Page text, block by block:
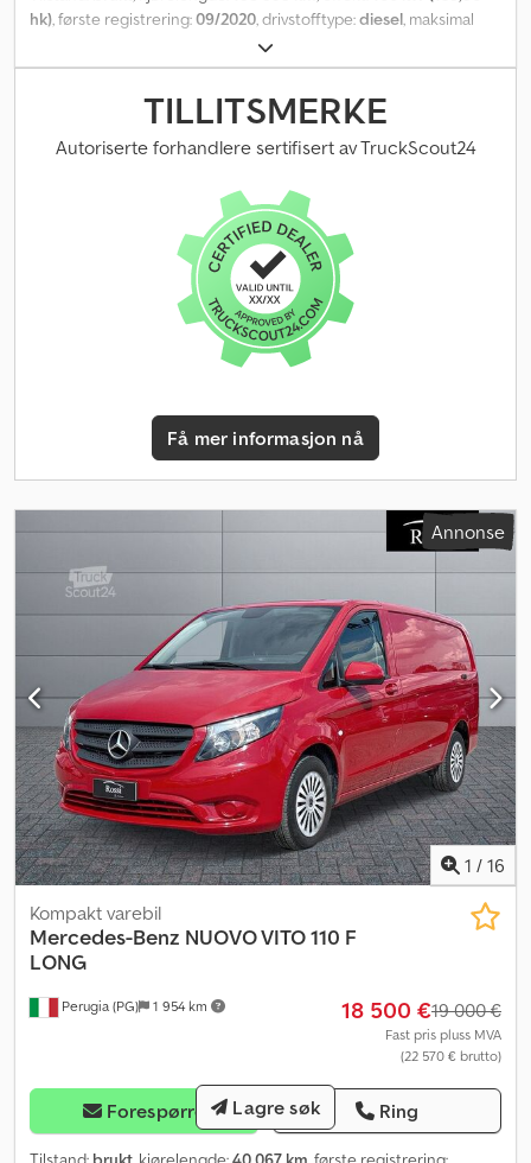
hk), første registrering:09/2020, drivstofftype:diesel, maksimal
, akselkonfigurasjon:
automatisk, utslippsklasse:Euro 6, fjæring:stål, antall seter:3,
aircondition,
TILLITSMERKE
Autoriserte forhandlere sertifisert av TruckScout24
Få mer informasjon nå
Annonse
1 / 16
Perugia (PG) 1 954 km
Kompakt varebil
Mercedes-Benz NUOVO VITO 110 F
LONG
18 500 €19 000 €
Fast pris pluss MVA
(22 570 € brutto)
Forespørre Ring
Lagre søk